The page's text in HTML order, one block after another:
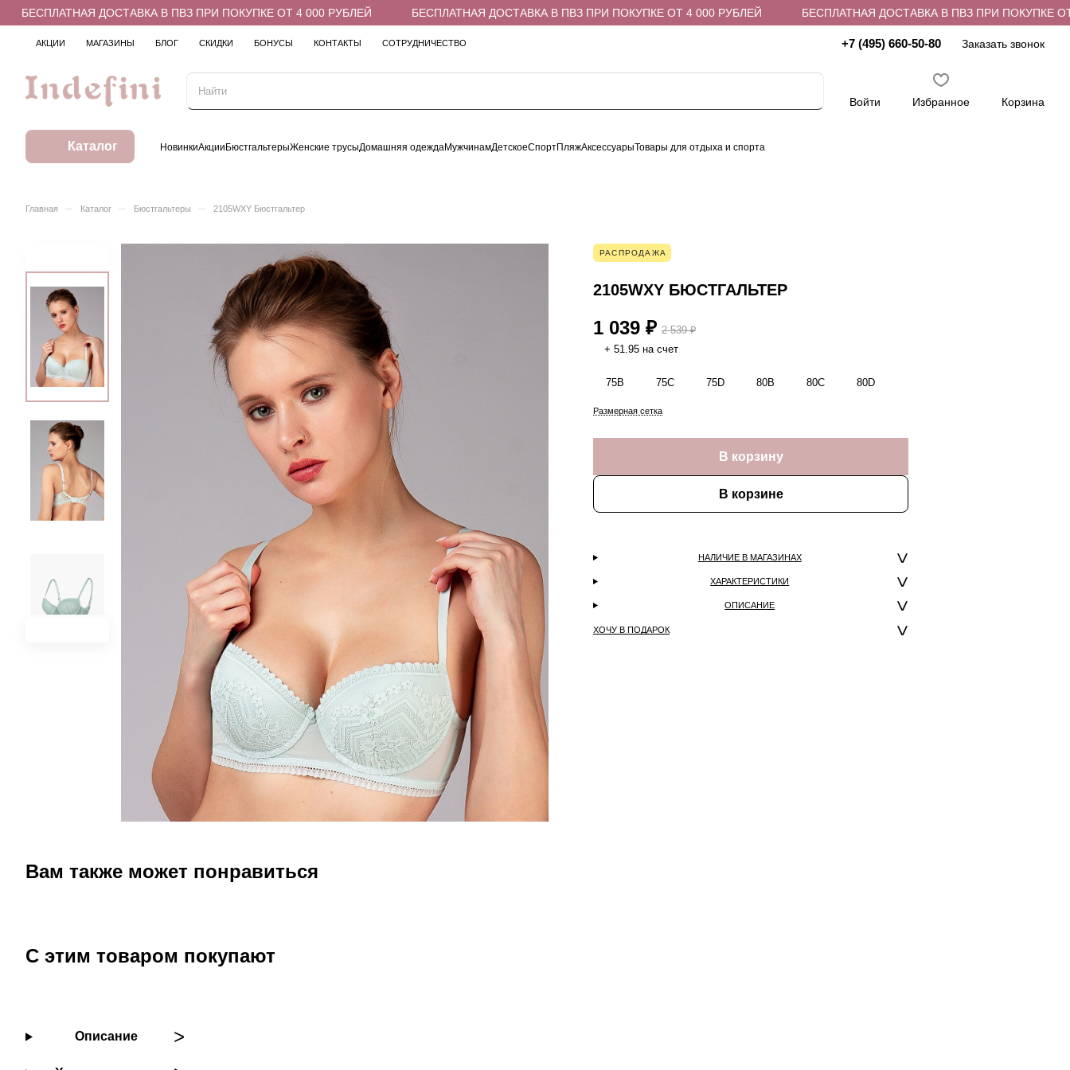
БЕСПЛАТНАЯ ДОСТАВКА В ПВЗ ПРИ ПОКУПКЕ ОТ 4 000 РУБЛЕЙ БЕСПЛАТНАЯ ДОСТАВКА В ПВЗ ПРИ ПОКУПКЕ ОТ 4 000 РУБЛЕЙ БЕСПЛАТНАЯ ДОСТАВКА В ПВЗ ПРИ ПОКУПКЕ ОТ 4
АКЦИИ МАГАЗИНЫ БЛОГ СКИДКИ БОНУСЫ КОНТАКТЫ СОТРУДНИЧЕСТВО +7 (495) 660-50-80 Заказать звонок
Войти Избранное Корзина
Каталог НовинкиАкцииБюстгальтерыЖенские трусыДомашняя одеждаМужчинамДетскоеСпортПляжАксессуарыТовары для отдыха и спорта
Главная – Каталог – Бюстгальтеры – 2105WXY Бюстгальтер
РАСПРОДАЖА
2105WXY БЮСТГАЛЬТЕР
1 039 ₽ 2 539 ₽
+ 51.95 на счет
75B 75C 75D 80B 80C 80D
Размерная сетка
В корзину
В корзине
НАЛИЧИЕ В МАГАЗИНАХ
ХАРАКТЕРИСТИКИ
ОПИСАНИЕ
ХОЧУ В ПОДАРОК
Вам также может понравиться
С этим товаром покупают
Описание